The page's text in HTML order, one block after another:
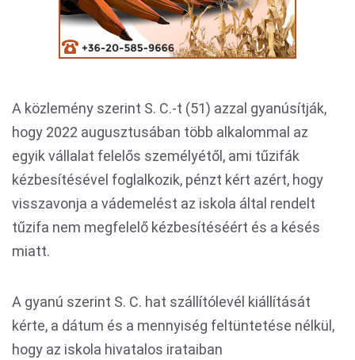
A közlemény szerint S. C.-t (51) azzal gyanúsítják,
hogy 2022 augusztusában több alkalommal az
egyik vállalat felelős személyétől, ami tűzifák
kézbesítésével foglalkozik, pénzt kért azért, hogy
visszavonja a vádemelést az iskola által rendelt
tűzifa nem megfelelő kézbesítéséért és a késés
miatt.
A gyanú szerint S. C. hat szállítólevél kiállítását
kérte, a dátum és a mennyiség feltüntetése nélkül,
hogy az iskola hivatalos irataiban